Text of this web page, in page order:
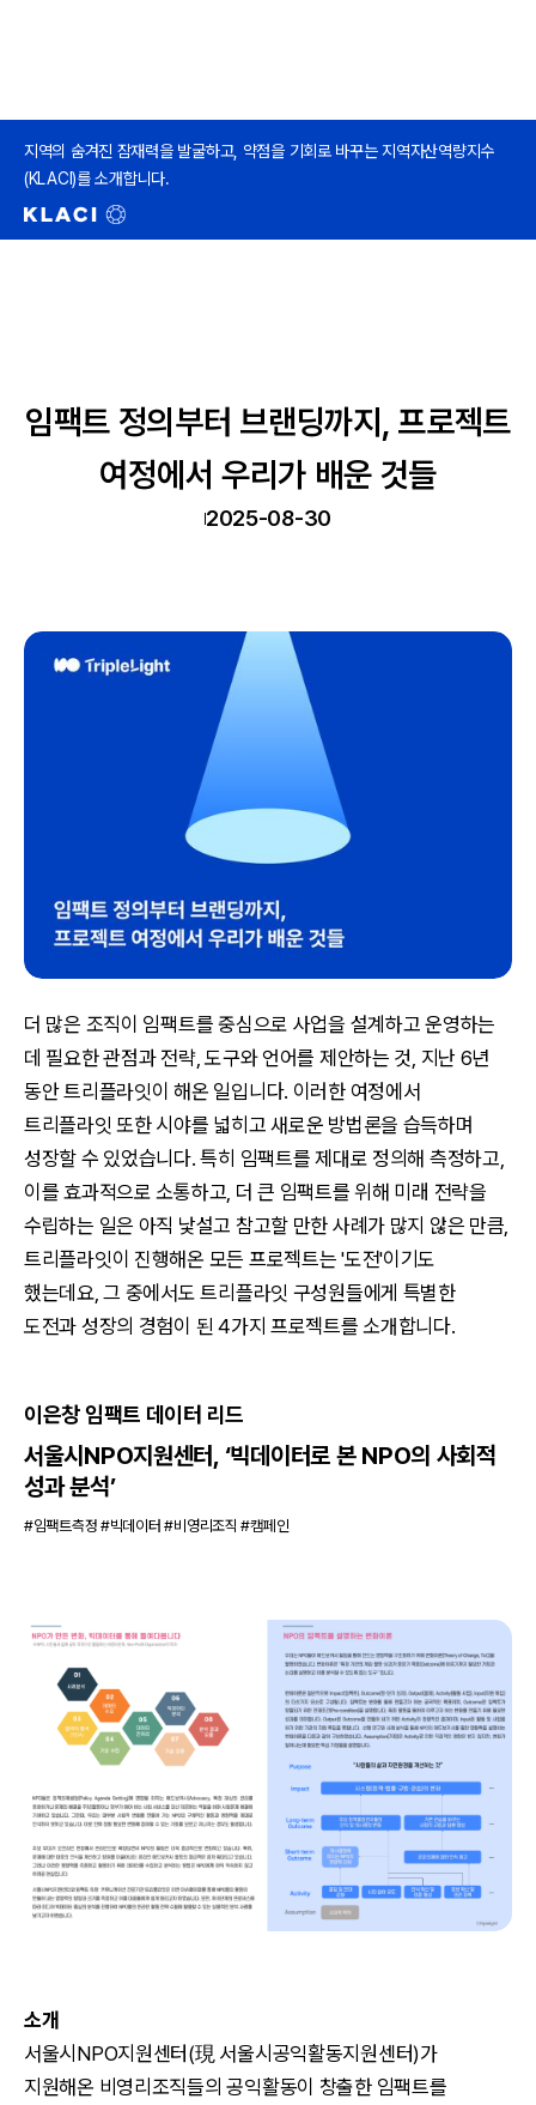
지역의 숨겨진 잠재력을 발굴하고, 약점을 기회로 바꾸는 지역자산역량지수
(KLACI)를 소개합니다.
임팩트 정의부터 브랜딩까지, 프로젝트
여정에서 우리가 배운 것들
2025-08-30
더 많은 조직이 임팩트를 중심으로 사업을 설계하고 운영하는
데 필요한 관점과 전략, 도구와 언어를 제안하는 것, 지난 6년
동안 트리플라잇이 해온 일입니다. 이러한 여정에서
트리플라잇 또한 시야를 넓히고 새로운 방법론을 습득하며
성장할 수 있었습니다. 특히 임팩트를 제대로 정의해 측정하고,
이를 효과적으로 소통하고, 더 큰 임팩트를 위해 미래 전략을
수립하는 일은 아직 낯설고 참고할 만한 사례가 많지 않은 만큼,
트리플라잇이 진행해온 모든 프로젝트는 '도전'이기도
했는데요, 그 중에서도 트리플라잇 구성원들에게 특별한
도전과 성장의 경험이 된 4가지 프로젝트를 소개합니다.
이은창 임팩트 데이터 리드
서울시NPO지원센터, ‘빅데이터로 본 NPO의 사회적
성과 분석’
#임팩트측정 #빅데이터 #비영리조직 #캠페인
소개
서울시NPO지원센터(現 서울시공익활동지원센터)가
지원해온 비영리조직들의 공익활동이 창출한 임팩트를